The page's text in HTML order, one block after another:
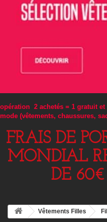
opération 2 achetés = 1 gratuit
mode (vêtements, chaussures,
FRAIS DE
MONDIAL
DE
Vêtements Filles